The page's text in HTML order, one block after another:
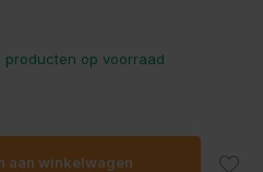
producten op voorraad
aan winkelwagen